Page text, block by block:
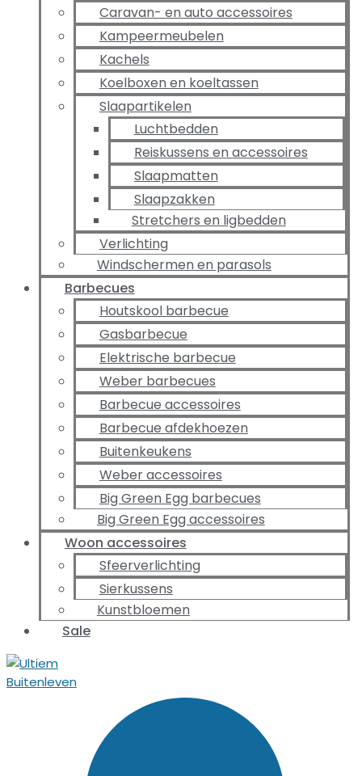
Caravan- en auto accessoires
Kampeermeubelen
Kachels
Koelboxen en koeltassen
Slaapartikelen
Luchtbedden
Reiskussens en accessoires
Slaapmatten
Slaapzakken
Stretchers en ligbedden
Verlichting
Windschermen en parasols
Barbecues
Houtskool barbecue
Gasbarbecue
Elektrische barbecue
Weber barbecues
Barbecue accessoires
Barbecue afdekhoezen
Buitenkeukens
Weber accessoires
Big Green Egg barbecues
Big Green Egg accessoires
Woon accessoires
Sfeerverlichting
Sierkussens
Kunstbloemen
Sale